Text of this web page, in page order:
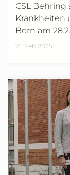
CSL
Krankheiten
Bern am
25 Feb 2025